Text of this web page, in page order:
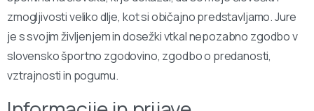
zmogljivosti veliko dlje, kot si običajno predstavljamo. Jure
je s svojim življenjem in dosežki vtkal nepozabno zgodbo v
slovensko športno zgodovino, zgodbo o predanosti,
vztrajnosti in pogumu.